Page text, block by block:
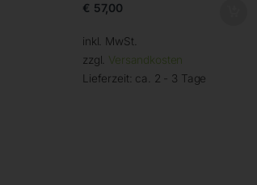
€ 57,00
inkl. MwSt.
zzgl. Versandkosten
Lieferzeit: ca. 2 - 3 Tage